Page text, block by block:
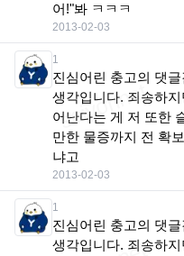
어!"봐 ㅋㅋㅋ
2013-02-03
1
진심어린 충고의 댓
생각입니다. 죄송하
어난다는 게 저 또한
만한 물증까지 전 확
냐고
2013-02-03
1
진심어린 충고의 댓
생각입니다. 죄송하